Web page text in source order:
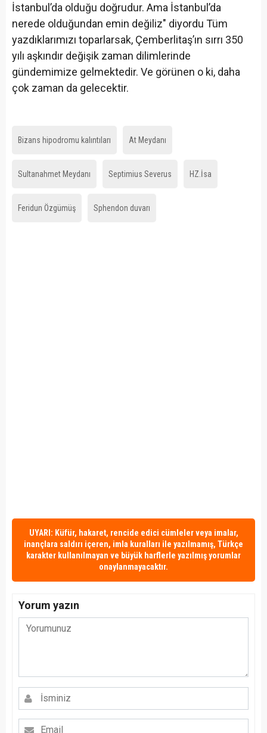
İstanbul’da olduğu doğrudur. Ama İstanbul’da
nerede olduğundan emin değiliz" diyordu Tüm
yazdıklarımızı toparlarsak, Çemberlitaş’ın sırrı 350
yılı aşkındır değişik zaman dilimlerinde
gündemimize gelmektedir. Ve görünen o ki, daha
çok zaman da gelecektir.
Bizans hipodromu kalıntıları At Meydanı
Sultanahmet Meydanı Septimius Severus HZ.İsa
Feridun Özgümüş Sphendon duvarı
UYARI: Küfür, hakaret, rencide edici cümleler veya imalar,
inançlara saldırı içeren, imla kuralları ile yazılmamış, Türkçe
karakter kullanılmayan ve büyük harflerle yazılmış yorumlar
onaylanmayacaktır.
Yorum yazın